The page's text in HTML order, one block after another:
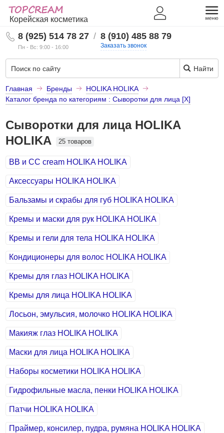
Корейская косметика
8 (925) 514 78 27
Пн - Вс: 9:00 - 16:00
/ 8 (910) 485 88 79
Заказать звонок
Найти
Главная Бренды
HOLIKA HOLIKA
Каталог бренда по категориям : Сыворотки для лица [X]
Сыворотки для лица HOLIKA
HOLIKA
25 товаров
BB и СС cream HOLIKA HOLIKA
Аксессуары HOLIKA HOLIKA
Бальзамы и скрабы для губ HOLIKA HOLIKA
Кремы и маски для рук HOLIKA HOLIKA
Кремы и гели для тела HOLIKA HOLIKA
Кондиционеры для волос HOLIKA HOLIKA
Кремы для глаз HOLIKA HOLIKA
Кремы для лица HOLIKA HOLIKA
Лосьон, эмульсия, молочко HOLIKA HOLIKA
Макияж глаз HOLIKA HOLIKA
Маски для лица HOLIKA HOLIKA
Наборы косметики HOLIKA HOLIKA
Гидрофильные масла, пенки HOLIKA HOLIKA
Патчи HOLIKA HOLIKA
Праймер, консилер, пудра, румяна HOLIKA HOLIKA